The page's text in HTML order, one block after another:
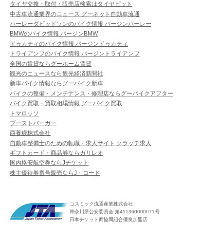
タイヤ交換・取付・販売店検索はタイヤピット
中古車流通業界のニュース グーネット自動車流通
ハーレーダビッドソンのバイク情報 バージンハーレー
BMWのバイク情報 バージンBMW
ドゥカティのバイク情報 バージンドゥカティ
トライアンフのバイク情報 バージントライアンフ
全国の賃貸ならグーホーム賃貸
観光のニュースなら観光経済新聞社
新車バイク情報ならグーバイク新車
バイクの整備・メンテナンス・修理店ならグーバイクアフター
バイク買取・買取相場情報 グーバイク買取
トマロッソ
ブーストバーガー
西養鰻株式会社
自動車整備士のための転職・求人サイト クラッチ求人
ギフトカード・商品券ならガリレオ
国内格安航空券ならJチケット
株主優待券番号販売ならJ・コード
コスミック流通産業株式会社
神奈川県公安委員会 第451360000071号
日本チケット商協同組合優良加盟店